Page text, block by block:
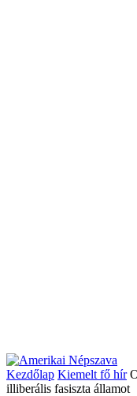
Kezdőlap Kiemelt fő hír
illiberális fasiszta államot